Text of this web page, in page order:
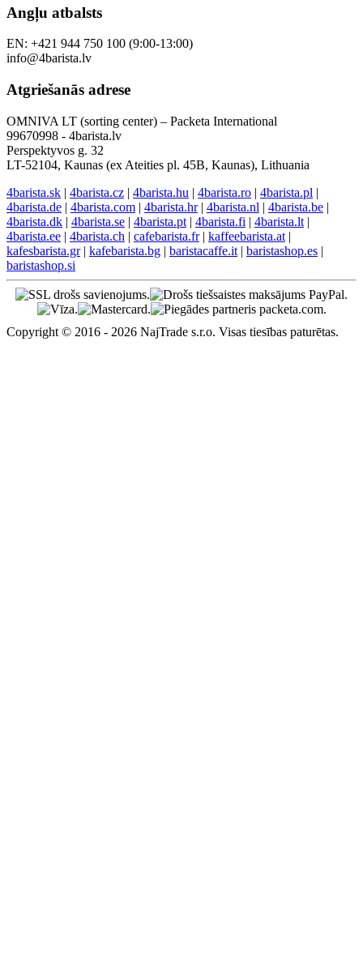
Angļu atbalsts
EN: +421 944 750 100 (9:00-13:00)
info@4barista.lv
Atgriešanās adrese
OMNIVA LT (sorting center) – Packeta International
99670998 - 4barista.lv
Perspektyvos g. 32
LT-52104, Kaunas (ex Ateities pl. 45B, Kaunas), Lithuania
4barista.sk | 4barista.cz | 4barista.hu | 4barista.ro | 4barista.pl |
4barista.de | 4barista.com | 4barista.hr| 4barista.nl | 4barista.be |
4barista.dk | 4barista.se | 4barista.pt | 4barista.fi | 4barista.lt |
4barista.ee | 4barista.ch | cafebarista.fr| kaffeebarista.at |
kafesbarista.gr| kafebarista.bg | baristacaffe.it | baristashop.es |
baristashop.si
Copyright © 2016 - 2026 NajTrade s.r.o. Visas tiesības paturētas.